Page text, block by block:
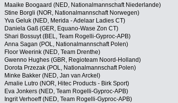
Maaike Boogaard (NED, Nationalmannschaft Niederlande)
Stine Borgli (NOR, Nationalmannschaft Norwegen)
Yva Geluk (NED, Merida - Adelaar Ladies CT)
Daniela Gaß (GER, Equano-Wase Zon CT)
Shari Bossuyt (BEL, Team Rogelli-Gyproc-APB)
Anna Sagan (POL, Nationalmannschaft Polen)
Floor Weerink (NED, Team Drenthe)
Gwenno Hughes (GBR, Regioteam Noord-Holland)
Dorota Przezak (POL, Nationalmannschaft Polen)
Minke Bakker (NED, Jan van Arckel)
Amalie Lutro (NOR, Hitec Products - Birk Sport)
Eva Jonkers (NED, Team Rogelli-Gyproc-APB)
Ingrit Verhoeff (NED, Team Rogelli-Gyproc-APB)